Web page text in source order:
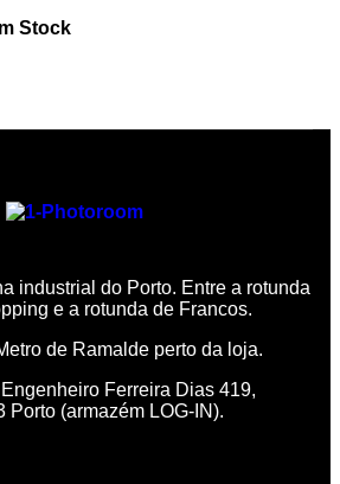
Stock
industrial do Porto. Entre a rotunda
e a rotunda de Francos.
de Ramalde perto da loja.
Ferreira Dias 419,
Porto (armazém LOG-IN).